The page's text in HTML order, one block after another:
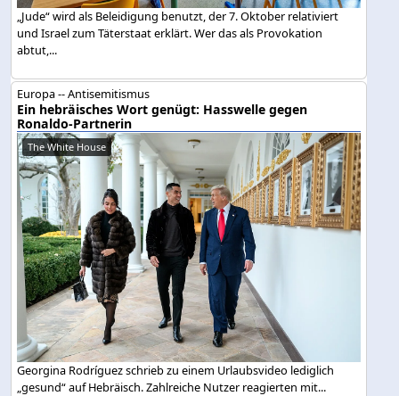
„Jude“ wird als Beleidigung benutzt, der 7. Oktober relativiert
und Israel zum Täterstaat erklärt. Wer das als Provokation
abtut,...
Europa -- Antisemitismus
Ein hebräisches Wort genügt: Hasswelle gegen
Ronaldo-Partnerin
The White House
Georgina Rodríguez schrieb zu einem Urlaubsvideo lediglich
„gesund“ auf Hebräisch. Zahlreiche Nutzer reagierten mit...